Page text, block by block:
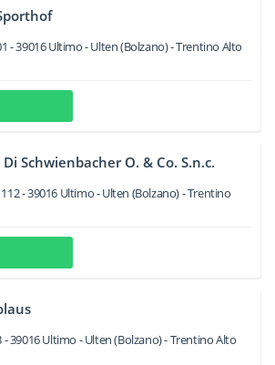
-39016Ultimo - Ulten(Bolzano) -Trentino Alto
Schwienbacher O. & Co. S.n.c.
112-39016 Ultimo - Ulten (Bolzano) -Trentino
-39016Ultimo - Ulten(Bolzano) -Trentino Alto